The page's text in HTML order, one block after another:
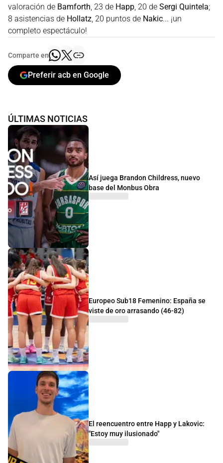
valoración de Bamforth , 23 de Happ , 20 de Sergi Quintela;
8 asistencias de Hollatz , 20 puntos de Nakic... ¡un
completo espectáculo!
Comparte en
Preferir acb en Google
ÚLTIMAS NOTICIAS
Así juega Brandon Childress, nuevo
base del Monbus Obra
Europeo Sub18 Femenino: España se
viste de oro arrasando (46-82)
El reencuentro entre Happ y Lakovic:
"Estoy muy ilusionado"